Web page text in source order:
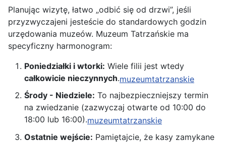
Planując wizytę, łatwo „odbić się od drzwi”, jeśli
przyzwyczajeni jesteście do standardowych godzin
urzędowania muzeów. Muzeum Tatrzańskie ma
specyficzny harmonogram:
Poniedziałki i wtorki: Wiele filii jest wtedy
całkowicie nieczynnych.muzeumtatrzanskie
Środy - Niedziele: To najbezpieczniejszy termin
na zwiedzanie (zazwyczaj otwarte od 10:00 do
18:00 lub 16:00).muzeumtatrzanskie
Ostatnie wejście: Pamiętajcie, że kasy zamykane